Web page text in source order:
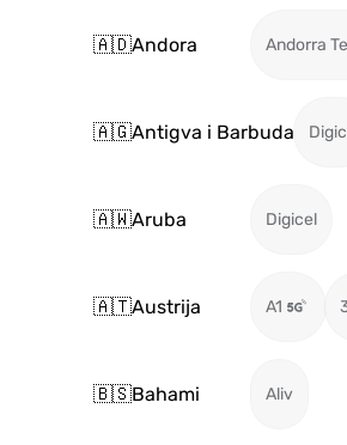
🇦🇩Andora Andorra
🇦🇬Antigva i Barbuda
🇦🇼Aruba Digicel
🇦🇹Austrija A1
🇧🇸Bahami Aliv